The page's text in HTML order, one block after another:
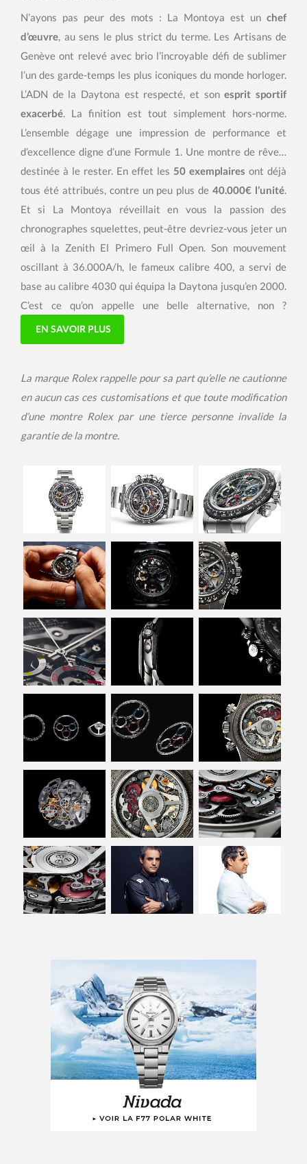
N’ayons pas peur des mots : La Montoya est un chef
d’œuvre, au sens le plus strict du terme. Les Artisans de
Genève ont relevé avec brio l’incroyable défi de sublimer
l’un des garde-temps les plus iconiques du monde horloger.
L’ADN de la Daytona est respecté, et sonesprit sportif
exacerbé. La finition est tout simplement hors-norme.
L’ensemble dégage une impression de performance et
d’excellence digne d’une Formule 1. Une montre de rêve…
destinée à le rester. En effet les 50 exemplaires ont déjà
tous été attribués, contre un peu plus de40.000€ l’unité.
Et si La Montoya réveillait en vous la passion des
chronographes squelettes, peut-être devriez-vous jeter un
œil à la Zenith El Primero Full Open. Son mouvement
oscillant à 36.000A/h, le fameux calibre 400, a servi de
base au calibre 4030 qui équipa la Daytona jusqu’en 2000.
C’est ce qu’on appelle une belle alternative, non ?
EN SAVOIR PLUS
La marque Rolex rappelle pour sa part qu’elle ne cautionne
en aucun cas ces customisations et que toute modification
d’une montre Rolex par une tierce personne invalide la
garantie de la montre.